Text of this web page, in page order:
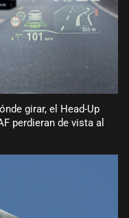
girar, el Head-Up
perdieran de vista al